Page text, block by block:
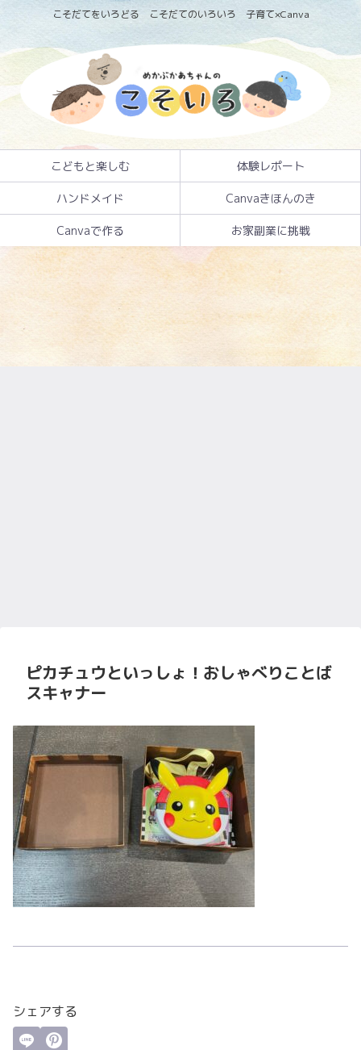
こそだてをいろどる こそだてのいろいろ 子育て×Canva
こどもと楽しむ 体験レポート
ハンドメイド Canvaきほんのき
Canvaで作る お家副業に挑戦
ピカチュウといっしょ！おしゃべりことば
スキャナー
シェアする